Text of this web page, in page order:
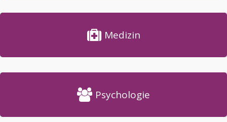
Medizin
Psychologie